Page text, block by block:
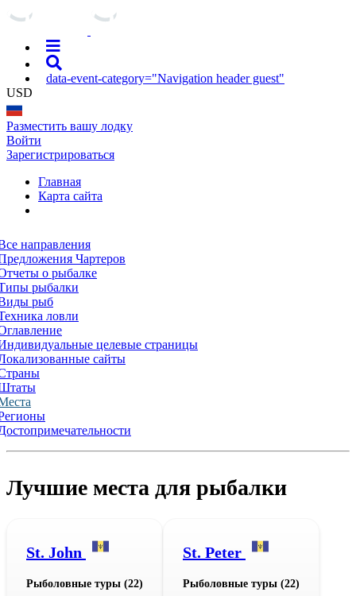
data-event-category="Navigation header guest"
USD
Разместить вашу лодку
Войти
Зарегистрироваться
Главная
Карта сайта
направления
Чартеров
о рыбалке
рыбалки
рыб
ловли
целевые страницы
сайты
Лучшие места для рыбалки
St. John
Рыболовные туры (22)
St. Peter
Рыболовные туры (22)